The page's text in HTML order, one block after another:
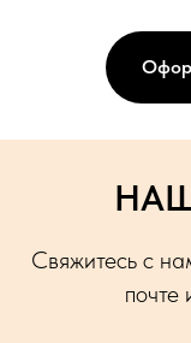
Свяжитесь с
почте